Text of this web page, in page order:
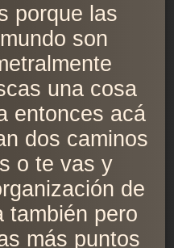
porque las
son
una cosa
entonces acá
dos caminos
o te vas y
de
también pero
más puntos